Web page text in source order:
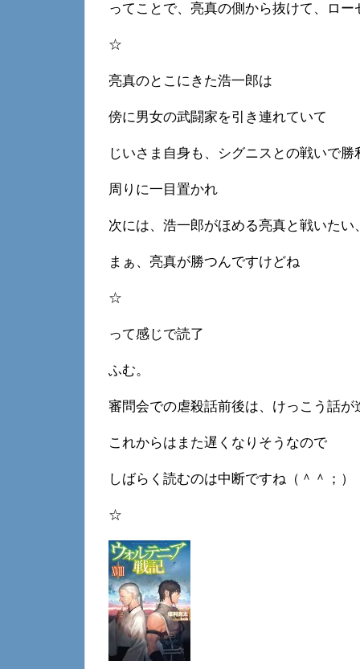
ってことで、亮真の側から抜けて、ロ
☆
亮真のとこにきた浩一郎は
傍に男女の武闘家を引き連れていて
じいさま自身も、シグニスとの戦いで勝
周りに一目置かれ
次には、浩一郎がほめる亮真と戦いた
まぁ、亮真が勝つんですけどね
☆
って感じで読了
ふむ。
審問会での虐殺話前後は、けっこう話が
これからはまた遅くなりそうなので
しばらく読むのは中断ですね（＾＾；）
☆